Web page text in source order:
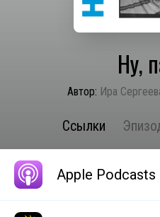
Ну,
Автор: Ира
Ссылки
Apple Podcasts